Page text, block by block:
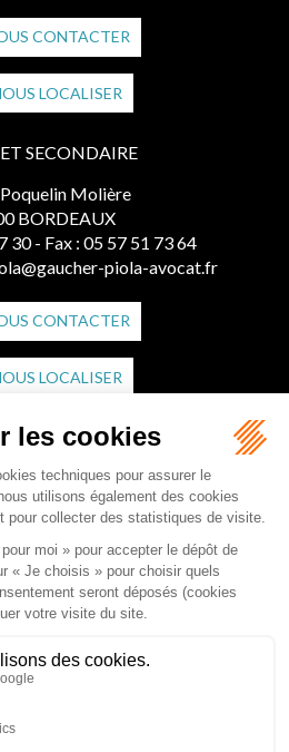
CONTACTER
LOCALISER
SECONDAIRE
Molière
BORDEAUX
30 - Fax : 05 57 51 73 64
piola-avocat.fr
CONTACTER
LOCALISER
SECONDAIRE
de l'Europe
DE-CASTILLON
30 - Fax : 05 57 51 73 64
piola-avocat.fr
CONTACTER
LOCALISER